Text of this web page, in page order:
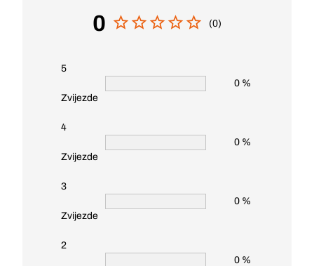
0 (0)
5
Zvijezde
0 %
4
Zvijezde
0 %
3
Zvijezde
0 %
2
0 %